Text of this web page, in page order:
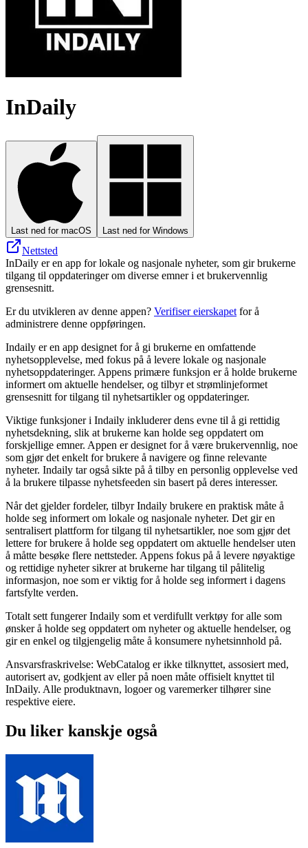
InDaily
Last ned for macOS Last ned for Windows
Nettsted
InDaily er en app for lokale og nasjonale nyheter, som gir brukerne
tilgang til oppdateringer om diverse emner i et brukervennlig
grensesnitt.
Er du utvikleren av denne appen? Verifiser eierskapet for å
administrere denne oppføringen.
Indaily er en app designet for å gi brukerne en omfattende
nyhetsopplevelse, med fokus på å levere lokale og nasjonale
nyhetsoppdateringer. Appens primære funksjon er å holde brukerne
informert om aktuelle hendelser, og tilbyr et strømlinjeformet
grensesnitt for tilgang til nyhetsartikler og oppdateringer.
Viktige funksjoner i Indaily inkluderer dens evne til å gi rettidig
nyhetsdekning, slik at brukerne kan holde seg oppdatert om
forskjellige emner. Appen er designet for å være brukervennlig, noe
som gjør det enkelt for brukere å navigere og finne relevante
nyheter. Indaily tar også sikte på å tilby en personlig opplevelse ved
å la brukere tilpasse nyhetsfeeden sin basert på deres interesser.
Når det gjelder fordeler, tilbyr Indaily brukere en praktisk måte å
holde seg informert om lokale og nasjonale nyheter. Det gir en
sentralisert plattform for tilgang til nyhetsartikler, noe som gjør det
lettere for brukere å holde seg oppdatert om aktuelle hendelser uten
å måtte besøke flere nettsteder. Appens fokus på å levere nøyaktige
og rettidige nyheter sikrer at brukerne har tilgang til pålitelig
informasjon, noe som er viktig for å holde seg informert i dagens
fartsfylte verden.
Totalt sett fungerer Indaily som et verdifullt verktøy for alle som
ønsker å holde seg oppdatert om nyheter og aktuelle hendelser, og
gir en enkel og tilgjengelig måte å konsumere nyhetsinnhold på.
Ansvarsfraskrivelse: WebCatalog er ikke tilknyttet, assosiert med,
autorisert av, godkjent av eller på noen måte offisielt knyttet til
InDaily. Alle produktnavn, logoer og varemerker tilhører sine
respektive eiere.
Du liker kanskje også